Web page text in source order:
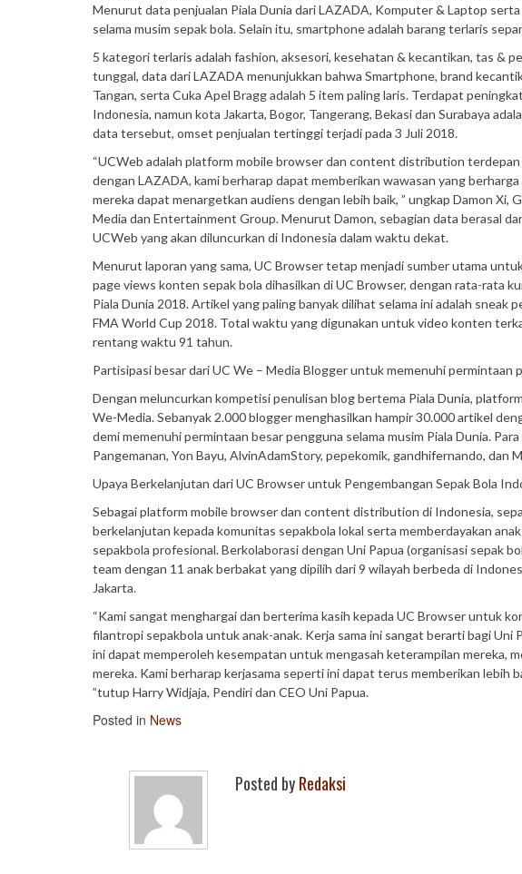
Menurut data penjualan Piala Dunia dari LAZADA, Komputer & Laptop
selama musim sepak bola. Selain itu, smartphone adalah barang terlaris
5 kategori terlaris adalah fashion, aksesori, kesehatan & kecantikan, tas &
tunggal, data dari LAZADA menunjukkan bahwa Smartphone, brand
Tangan, serta Cuka Apel Bragg adalah 5 item paling laris. Terdapat
Indonesia, namun kota Jakarta, Bogor, Tangerang, Bekasi dan Surabaya
data tersebut, omset penjualan tertinggi terjadi pada 3 Juli 2018.
“UCWeb adalah platform mobile browser dan content distribution
dengan LAZADA, kami berharap dapat memberikan wawasan yang
mereka dapat menargetkan audiens dengan lebih baik, ” ungkap Damon
Media dan Entertainment Group. Menurut Damon, sebagian data berasal
UCWeb yang akan diluncurkan di Indonesia dalam waktu dekat.
Menurut laporan yang sama, UC Browser tetap menjadi sumber utama
page views konten sepak bola dihasilkan di UC Browser, dengan rata-rata
Piala Dunia 2018. Artikel yang paling banyak dilihat selama ini adalah
FMA World Cup 2018. Total waktu yang digunakan untuk video konten
rentang waktu 91 tahun.
Partisipasi besar dari UC We – Media Blogger untuk memenuhi permintaan
Dengan meluncurkan kompetisi penulisan blog bertema Piala Dunia,
We-Media. Sebanyak 2.000 blogger menghasilkan hampir 30.000 artikel
demi memenuhi permintaan besar pengguna selama musim Piala Dunia.
Pangemanan, Yon Bayu, AlvinAdamStory, pepekomik, gandhifernando, dan
Upaya Berkelanjutan dari UC Browser untuk Pengembangan Sepak Bola
Sebagai platform mobile browser dan content distribution di Indonesia,
berkelanjutan kepada komunitas sepakbola lokal serta memberdayakan
sepakbola profesional. Berkolaborasi dengan Uni Papua (organisasi sepak
team dengan 11 anak berbakat yang dipilih dari 9 wilayah berbeda di
Jakarta.
“Kami sangat menghargai dan berterima kasih kepada UC Browser untuk
filantropi sepakbola untuk anak-anak. Kerja sama ini sangat berarti bagi Uni
ini dapat memperoleh kesempatan untuk mengasah keterampilan mereka,
mereka. Kami berharap kerjasama seperti ini dapat terus memberikan lebih
”tutup Harry Widjaja, Pendiri dan CEO Uni Papua.
Posted in News
Posted byRedaksi